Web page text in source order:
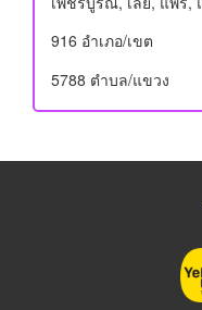
916 อําเภอ/เขต
5788 ตำบล/แขวง